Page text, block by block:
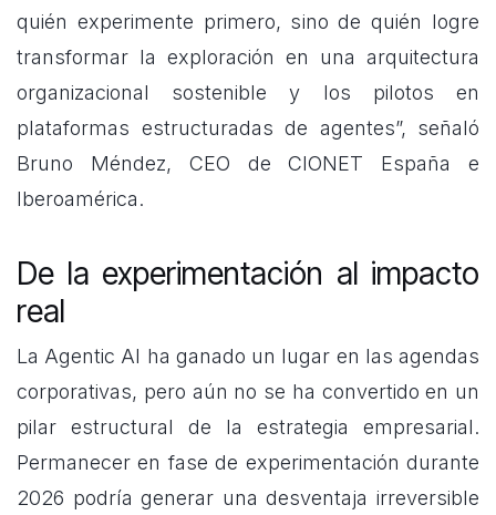
quién experimente primero, sino de quién logre
transformar la exploración en una arquitectura
organizacional sostenible y los pilotos en
plataformas estructuradas de agentes”, señaló
Bruno Méndez, CEO de CIONET España e
Iberoamérica.
De la experimentación al impacto
real
La Agentic AI ha ganado un lugar en las agendas
corporativas, pero aún no se ha convertido en un
pilar estructural de la estrategia empresarial.
Permanecer en fase de experimentación durante
2026 podría generar una desventaja irreversible